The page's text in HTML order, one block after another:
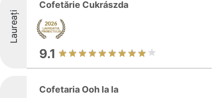
Laureați
Cofetărie Cukrászda
9.1
Cofetaria Ooh la la